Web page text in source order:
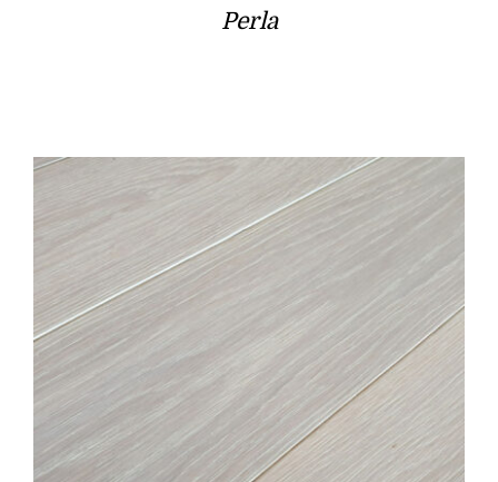
Perla